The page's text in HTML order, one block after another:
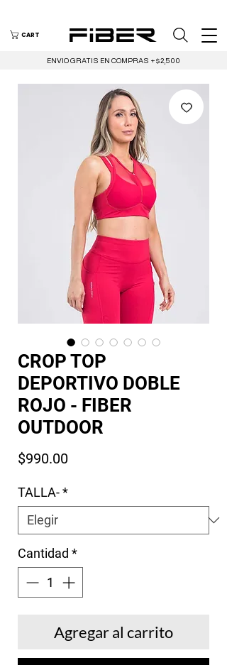
CART
ENVIO GRATIS EN COMPRAS +$2,500
CROP TOP
DEPORTIVO DOBLE
ROJO - FIBER
OUTDOOR
$990.00Precio
TALLA-*
Cantidad *
Agregar al carrito